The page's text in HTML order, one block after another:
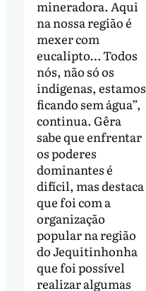
mineradora. Aqui
na nossa região é
mexer com
eucalipto… Todos
nós, não só os
indígenas, estamos
ficando sem água”,
continua. Gêra
sabe que enfrentar
os poderes
dominantes é
difícil, mas destaca
que foi com a
organização
popular na região
do Jequitinhonha
que foi possível
realizar algumas